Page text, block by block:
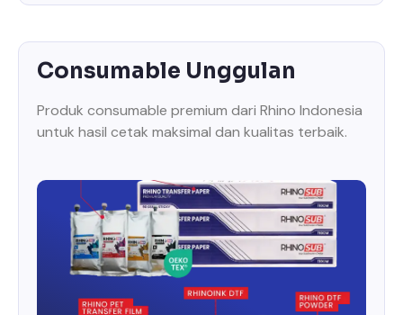
Consumable Unggulan
Produk consumable premium dari Rhino Indonesia
untuk hasil cetak maksimal dan kualitas terbaik.